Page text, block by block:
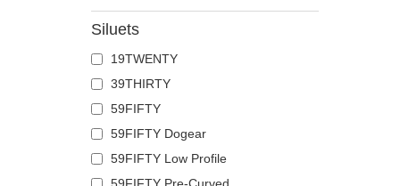
Dobermans
Ērglis
Fēnikss
Flamingo
Franču buldogs
Gailis
Galvaskauss
Siluets
19TWENTY
39THIRTY
59FIFTY
59FIFTY Dogear
59FIFTY Low Profile